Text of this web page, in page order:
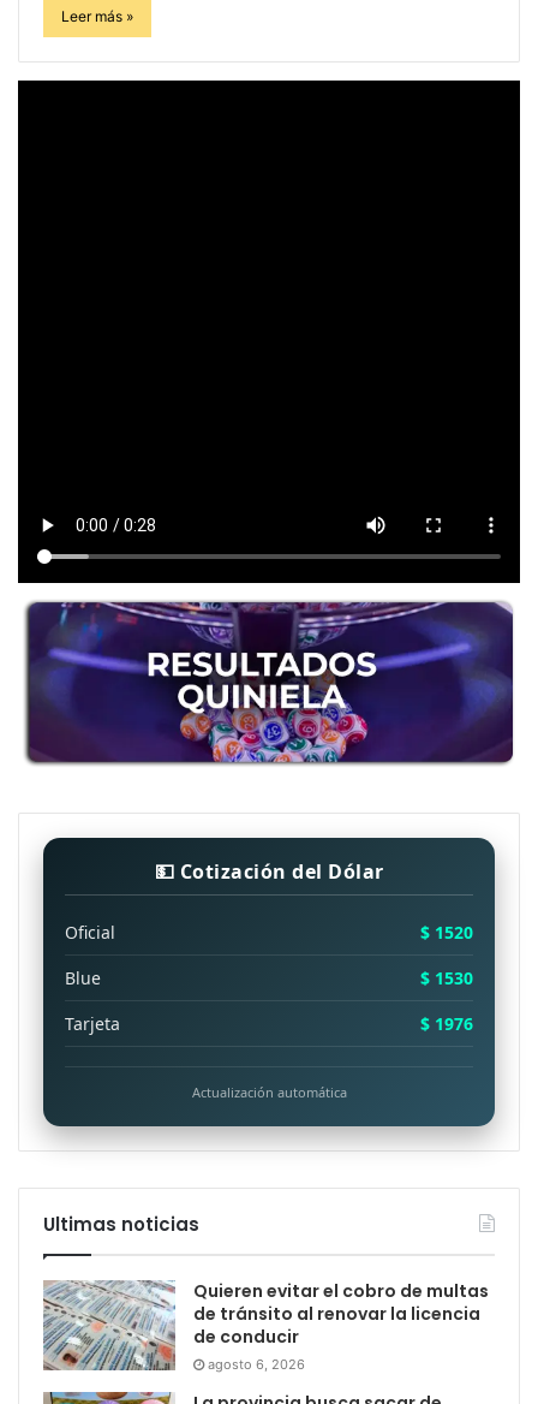
Leer más »
💵 Cotización del Dólar
Oficial
$ 1520
Blue
$ 1530
Tarjeta
$ 1976
Actualización automática
Ultimas noticias
Quieren evitar el cobro de multas
de tránsito al renovar la licencia
de conducir
agosto 6, 2026